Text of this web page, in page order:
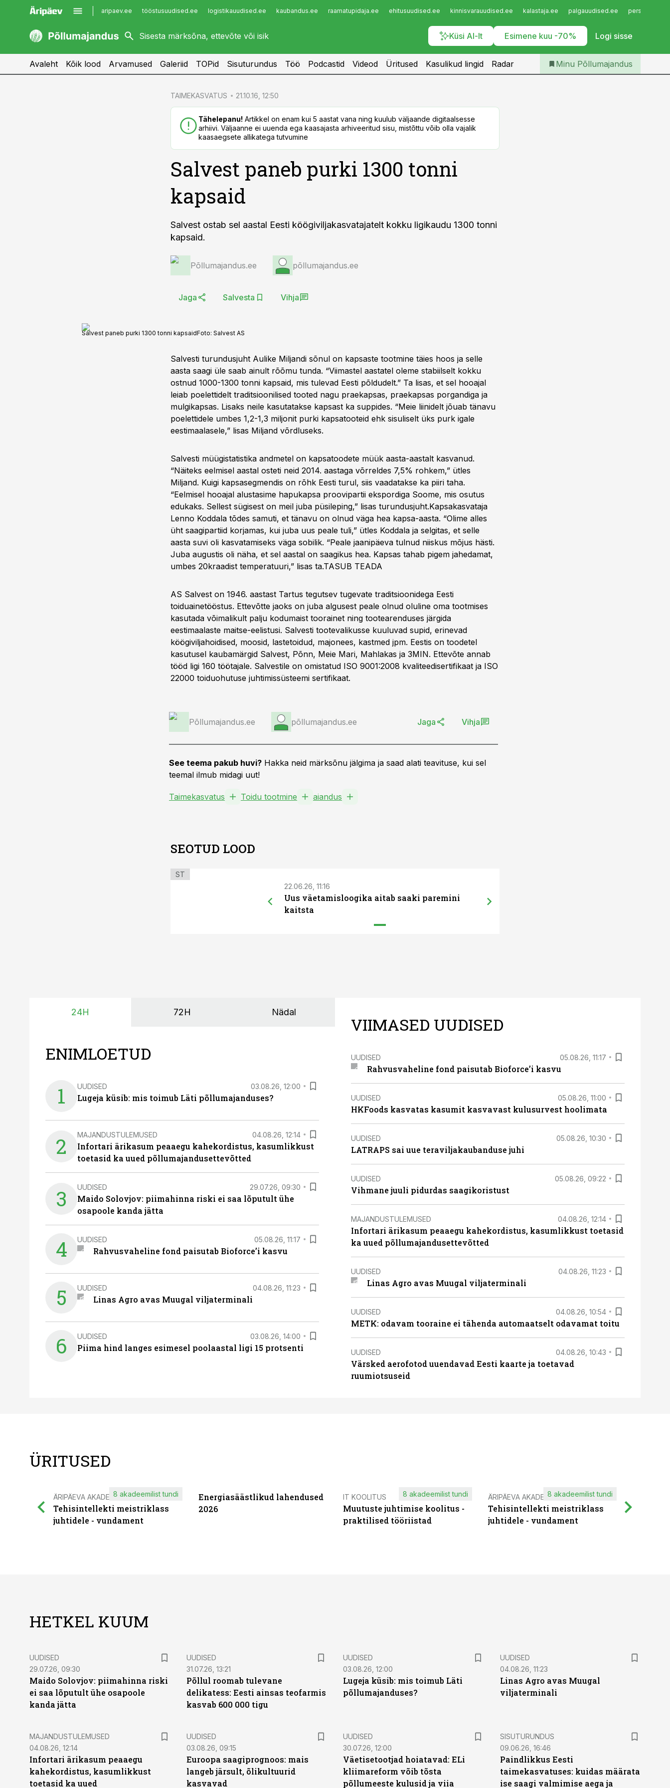
aripaev.ee tööstusuudised.ee logistikauudised.ee kaubandus.ee raamatupidaja.ee ehitusuudised.ee kinnisvarauudised.ee kalastaja.ee palgauudised.ee
Küsi AI-lt Esimene kuu -70% Logi sisse
kaubandus.ee
kinnisvarauudised.ee
imelineajalugu.ee
Infopank
Iseteenindus
Telli Põllumajandus
Avaleht Kõik lood Arvamused Galeriid TOPid Sisuturundus Töö Podcastid Videod Üritused Kasulikud lingid Radar Minu Põllumajandus
TAIMEKASVATUS 21.10.16, 12:50
Tähelepanu! Artikkel on enam kui 5 aastat vana ning kuulub väljaande digitaalsesse
arhiivi. Väljaanne ei uuenda ega kaasajasta arhiveeritud sisu, mistõttu võib olla vajalik
kaasaegsete allikatega tutvumine
Salvest paneb purki 1300 tonni
kapsaid
Salvest ostab sel aastal Eesti köögiviljakasvatajatelt kokku ligikaudu 1300 tonni
kapsaid.
Põllumajandus.ee põllumajandus.ee
Jaga Salvesta Vihja
Salvest paneb purki 1300 tonni kapsaidFoto: Salvest AS
Salvesti turundusjuht Aulike Miljandi sõnul on kapsaste tootmine täies hoos ja selle
aasta saagi üle saab ainult rõõmu tunda. “Viimastel aastatel oleme stabiilselt kokku
ostnud 1000-1300 tonni kapsaid, mis tulevad Eesti põldudelt.” Ta lisas, et sel hooajal
leiab poelettidelt traditsioonilised tooted nagu praekapsas, praekapsas porgandiga ja
mulgikapsas. Lisaks neile kasutatakse kapsast ka suppides. “Meie liinidelt jõuab tänavu
poelettidele umbes 1,2-1,3 miljonit purki kapsatooteid ehk sisuliselt üks purk igale
eestimaalasele,” lisas Miljand võrdluseks.
Salvesti müügistatistika andmetel on kapsatoodete müük aasta-aastalt kasvanud.
“Näiteks eelmisel aastal osteti neid 2014. aastaga võrreldes 7,5% rohkem,” ütles
Miljand. Kuigi kapsasegmendis on rõhk Eesti turul, siis vaadatakse ka piiri taha.
“Eelmisel hooajal alustasime hapukapsa proovipartii ekspordiga Soome, mis osutus
edukaks. Sellest sügisest on meil juba püsileping,” lisas turundusjuht.Kapsakasvataja
Lenno Koddala tõdes samuti, et tänavu on olnud väga hea kapsa-aasta. “Olime alles
üht saagipartiid korjamas, kui juba uus peale tuli,” ütles Koddala ja selgitas, et selle
aasta suvi oli kasvatamiseks väga sobilik. “Peale jaanipäeva tulnud niiskus mõjus hästi.
Juba augustis oli näha, et sel aastal on saagikus hea. Kapsas tahab pigem jahedamat,
umbes 20kraadist temperatuuri,” lisas ta.TASUB TEADA
AS Salvest on 1946. aastast Tartus tegutsev tugevate traditsioonidega Eesti
toiduainetööstus. Ettevõtte jaoks on juba algusest peale olnud oluline oma tootmises
kasutada võimalikult palju kodumaist toorainet ning tootearenduses järgida
eestimaalaste maitse-eelistusi. Salvesti tootevalikusse kuuluvad supid, erinevad
köögiviljahoidised, moosid, lastetoidud, majonees, kastmed jpm. Eestis on toodetel
kasutusel kaubamärgid Salvest, Põnn, Meie Mari, Mahlakas ja 3MIN. Ettevõte annab
tööd ligi 160 töötajale. Salvestile on omistatud ISO 9001:2008 kvaliteedisertifikaat ja ISO
22000 toiduohutuse juhtimissüsteemi sertifikaat.
Põllumajandus.ee põllumajandus.ee Jaga Vihja
See teema pakub huvi? Hakka neid märksõnu jälgima ja saad alati teavituse, kui sel
teemal ilmub midagi uut!
Taimekasvatus Toidu tootmine aiandus
SEOTUD LOOD
ST
22.06.26, 11:16
Uus väetamisloogika aitab saaki paremini
kaitsta
24H 72H Nädal
ENIMLOETUD
1 UUDISED 03.08.26, 12:00
Lugeja küsib: mis toimub Läti põllumajanduses?
2 MAJANDUSTULEMUSED 04.08.26, 12:14
Infortari ärikasum peaaegu kahekordistus, kasumlikkust
toetasid ka uued põllumajandusettevõtted
3 UUDISED 29.07.26, 09:30
Maido Solovjov: piimahinna riski ei saa lõputult ühe
osapoole kanda jätta
4 UUDISED 05.08.26, 11:17
Rahvusvaheline fond paisutab Bioforce’i kasvu
5 UUDISED 04.08.26, 11:23
Linas Agro avas Muugal viljaterminali
6 UUDISED 03.08.26, 14:00
Piima hind langes esimesel poolaastal ligi 15 protsenti
VIIMASED UUDISED
UUDISED 05.08.26, 11:17
Rahvusvaheline fond paisutab Bioforce’i kasvu
UUDISED 05.08.26, 11:00
HKFoods kasvatas kasumit kasvavast kulusurvest hoolimata
UUDISED 05.08.26, 10:30
LATRAPS sai uue teraviljakaubanduse juhi
UUDISED 05.08.26, 09:22
Vihmane juuli pidurdas saagikoristust
MAJANDUSTULEMUSED 04.08.26, 12:14
Infortari ärikasum peaaegu kahekordistus, kasumlikkust toetasid
ka uued põllumajandusettevõtted
UUDISED 04.08.26, 11:23
Linas Agro avas Muugal viljaterminali
UUDISED 04.08.26, 10:54
METK: odavam tooraine ei tähenda automaatselt odavamat toitu
UUDISED 04.08.26, 10:43
Värsked aerofotod uuendavad Eesti kaarte ja toetavad
ruumiotsuseid
ÜRITUSED
ÄRIPÄEVA AKADEEMIA
Tehisintellekti meistriklass
juhtidele - vundament
8 akadeemilist tundi
Energiasäästlikud lahendused
2026
IT KOOLITUS
Muutuste juhtimise koolitus -
praktilised tööriistad
8 akadeemilist tundi ÄRIPÄEVA AKADEEMIA
Tehisintellekti meistriklass
juhtidele - vundament
8 akadeemilist tundi
HETKEL KUUM
UUDISED
29.07.26, 09:30
Maido Solovjov: piimahinna riski
ei saa lõputult ühe osapoole
kanda jätta
UUDISED
31.07.26, 13:21
Põllul roomab tulevane
delikatess: Eesti ainsas teofarmis
kasvab 600 000 tigu
UUDISED
03.08.26, 12:00
Lugeja küsib: mis toimub Läti
põllumajanduses?
UUDISED
04.08.26, 11:23
Linas Agro avas Muugal
viljaterminali
MAJANDUSTULEMUSED
04.08.26, 12:14
Infortari ärikasum peaaegu
kahekordistus, kasumlikkust
toetasid ka uued
UUDISED
03.08.26, 09:15
Euroopa saagiprognoos: mais
langeb järsult, õlikultuurid
kasvavad
UUDISED
30.07.26, 12:00
Väetisetootjad hoiatavad: ELi
kliimareform võib tõsta
põllumeeste kulusid ja viia
ST
SISUTURUNDUS
09.06.26, 16:46
Paindlikkus Eesti
taimekasvatuses: kuidas määrata
ise saagi valmimise aega ja